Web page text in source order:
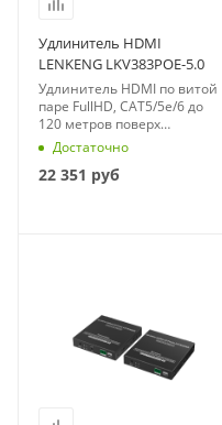
Удлинитель HDMI
LENKENG LKV383POE-5.0
Удлинитель HDMI по витой
паре FullHD, CAT5/5e/6 до
120 метров поверх
протокола IP, ИК
Достаточно
22 351 руб